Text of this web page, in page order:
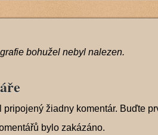
bohužel nebyl nalezen.
pripojený žiadny komentár. Buďte
bylo zakázáno.